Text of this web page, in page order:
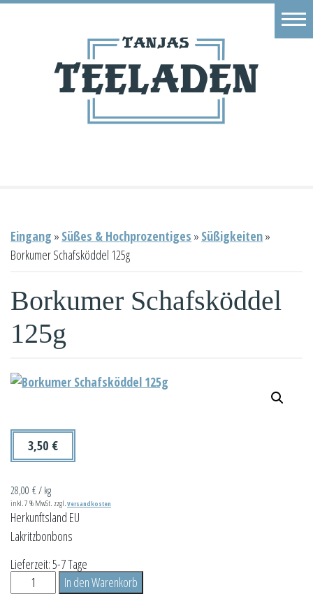
Eingang » Süßes & Hochprozentiges » Süßigkeiten»
Borkumer Schafsköddel 125g
Borkumer Schafsköddel
125g
3,50 €
28,00 €/ kg
inkl. 7 % MwSt. zzgl.Versandkosten
Herkunftsland EU
Lakritzbonbons
Lieferzeit:5-7 Tage
Borkumer
Schafsköddel
In den Warenkorb
Geschäft